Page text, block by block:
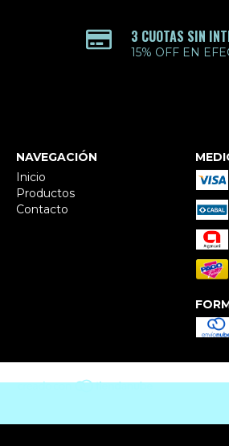
3 CUOTAS SIN
15% OFF EN
NAVEGACIÓN
Inicio
Productos
Contacto